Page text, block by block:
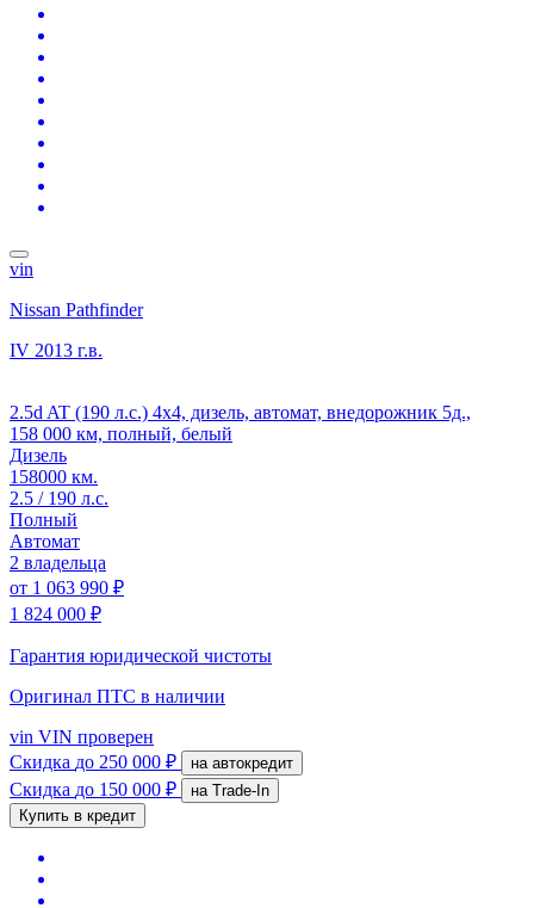
vin
Nissan Pathfinder
IV 2013 г.в.
2.5d AT (190 л.с.) 4x4, дизель, автомат, внедорожник 5д.,
158 000 км, полный, белый
Дизель
158000 км.
2.5 / 190 л.с.
Полный
Автомат
2 владельца
от 1 063 990 ₽
1 824 000 ₽
Гарантия юридической чистоты
Оригинал ПТС в наличии
vin VIN проверен
Скидка до 250 000 ₽ на автокредит
Скидка до 150 000 ₽
на Trade-In
Купить в кредит